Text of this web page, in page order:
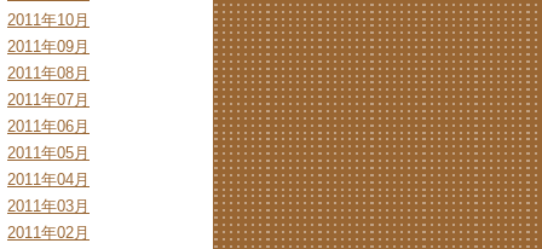
2011年10月
2011年09月
2011年08月
2011年07月
2011年06月
2011年05月
2011年04月
2011年03月
2011年02月